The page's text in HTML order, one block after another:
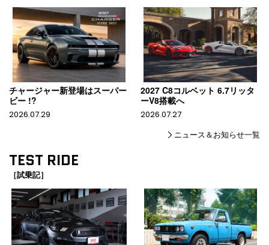
チャージャー新登場はスーパー
ビー !?
2026.07.29
2027 C8コルベット 6.7リッタ
ーV8搭載へ
2026.07.27
ニュース＆お知らせ一覧
TEST RIDE
［試乗記］